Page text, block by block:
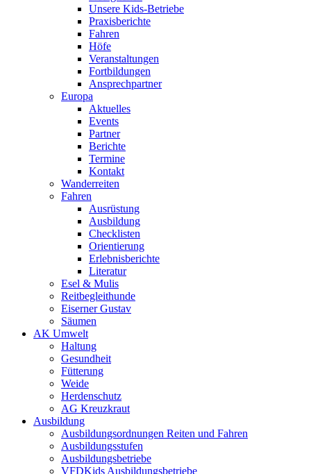
Unsere Kids-Betriebe
Praxisberichte
Fahren
Höfe
Veranstaltungen
Fortbildungen
Ansprechpartner
Europa
Aktuelles
Events
Partner
Berichte
Termine
Kontakt
Wanderreiten
Fahren
Ausrüstung
Ausbildung
Checklisten
Orientierung
Erlebnisberichte
Literatur
Esel & Mulis
Reitbegleithunde
Eiserner Gustav
Säumen
AK Umwelt
Haltung
Gesundheit
Fütterung
Weide
Herdenschutz
AG Kreuzkraut
Ausbildung
Ausbildungsordnungen Reiten und Fahren
Ausbildungsstufen
Ausbildungsbetriebe
VFDKids Ausbildungsbetriebe